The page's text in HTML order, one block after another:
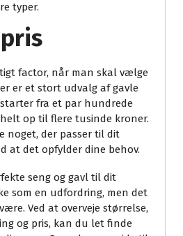
typer.
factor, når man skal vælge
er et stort udvalg af gavle
fra et par hundrede
op til flere tusinde kroner.
noget, der passer til dit
at det opfylder dine behov.
seng og gavl til dit
som en udfordring, men det
Ved at overveje størrelse,
og pris, kan du let finde